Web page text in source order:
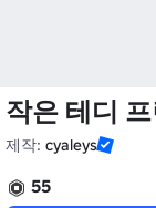
작은 테디
제작: cyaleys
55